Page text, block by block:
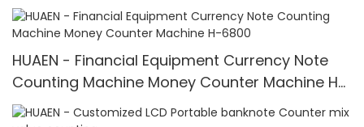
HUAEN - Financial Equipment Currency Note
Counting Machine Money Counter Machine H-
6800